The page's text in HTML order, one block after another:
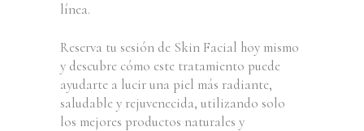
línea.
Reserva tu sesión de Skin Facial hoy mismo
y descubre cómo este tratamiento puede
ayudarte a lucir una piel más radiante,
saludable y rejuvenecida, utilizando solo
los mejores productos naturales y